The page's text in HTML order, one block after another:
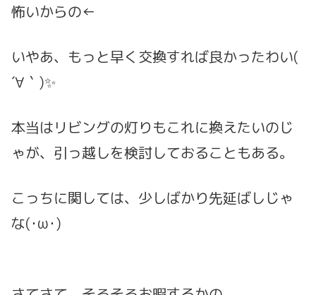
怖いからの←
いやあ、もっと早く交換すれば良かったわい(
´∀｀)✨
本当はリビングの灯りもこれに換えたいのじ
ゃが、引っ越しを検討しておることもある。
こっちに関しては、少しばかり先延ばしじゃ
な(･ω･)